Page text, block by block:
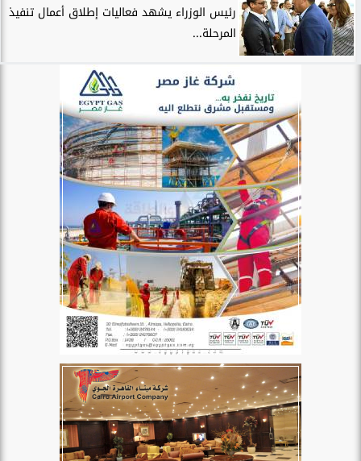
رئيس الوزراء يشهد فعاليات إطلاق أعمال تنفيذ
المرحلة...